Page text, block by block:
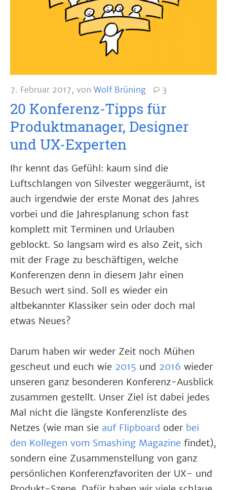
7. Februar 2017, von Wolf Brüning 3
20 Konferenz-Tipps für
Produktmanager, Designer
und UX-Experten
Ihr kennt das Gefühl: kaum sind die
Luftschlangen von Silvester weggeräumt, ist
auch irgendwie der erste Monat des Jahres
vorbei und die Jahresplanung schon fast
komplett mit Terminen und Urlauben
geblockt. So langsam wird es also Zeit, sich
mit der Frage zu beschäftigen, welche
Konferenzen denn in diesem Jahr einen
Besuch wert sind. Soll es wieder ein
altbekannter Klassiker sein oder doch mal
etwas Neues?
Darum haben wir weder Zeit noch Mühen
gescheut und euch wie 2015 und 2016 wieder
unseren ganz besonderen Konferenz-Ausblick
zusammen gestellt. Unser Ziel ist dabei jedes
Mal nicht die längste Konferenzliste des
Netzes (wie man sie auf Flipboard oder bei
den Kollegen vom Smashing Magazine findet),
sondern eine Zusammenstellung von ganz
persönlichen Konferenzfavoriten der UX- und